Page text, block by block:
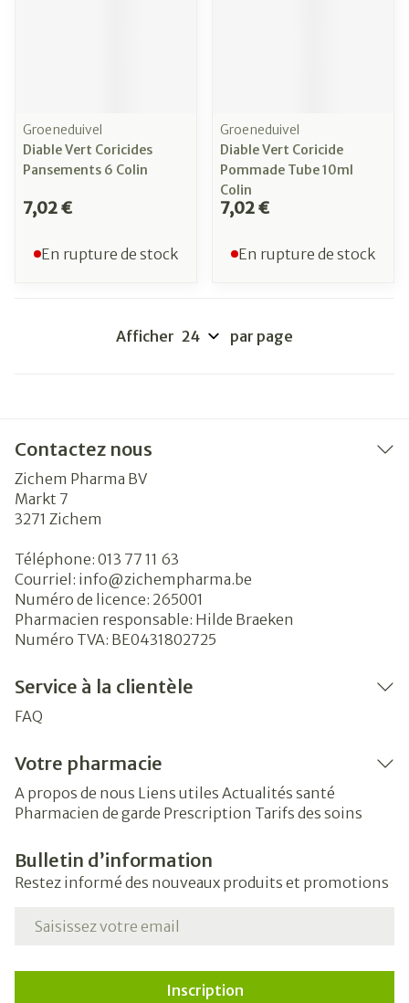
Groeneduivel
Diable Vert Coricides
Pansements 6 Colin
7,02 €
En rupture de stock
Groeneduivel
Diable Vert Coricide
Pommade Tube 10ml
Colin
7,02 €
En rupture de stock
Afficher par page
Contactez nous
Zichem Pharma BV
Markt 7
3271 Zichem
Téléphone: 013 77 11 63
Courriel: info@zichempharma.be
Numéro de licence: 265001
Pharmacien responsable: Hilde Braeken
Numéro TVA: BE0431802725
Service à la clientèle
FAQ
Votre pharmacie
A propos de nous Liens utiles Actualités santé
Pharmacien de garde Prescription Tarifs des soins
Bulletin d’information
Restez informé des nouveaux produits et promotions
Adresse mail
Inscription